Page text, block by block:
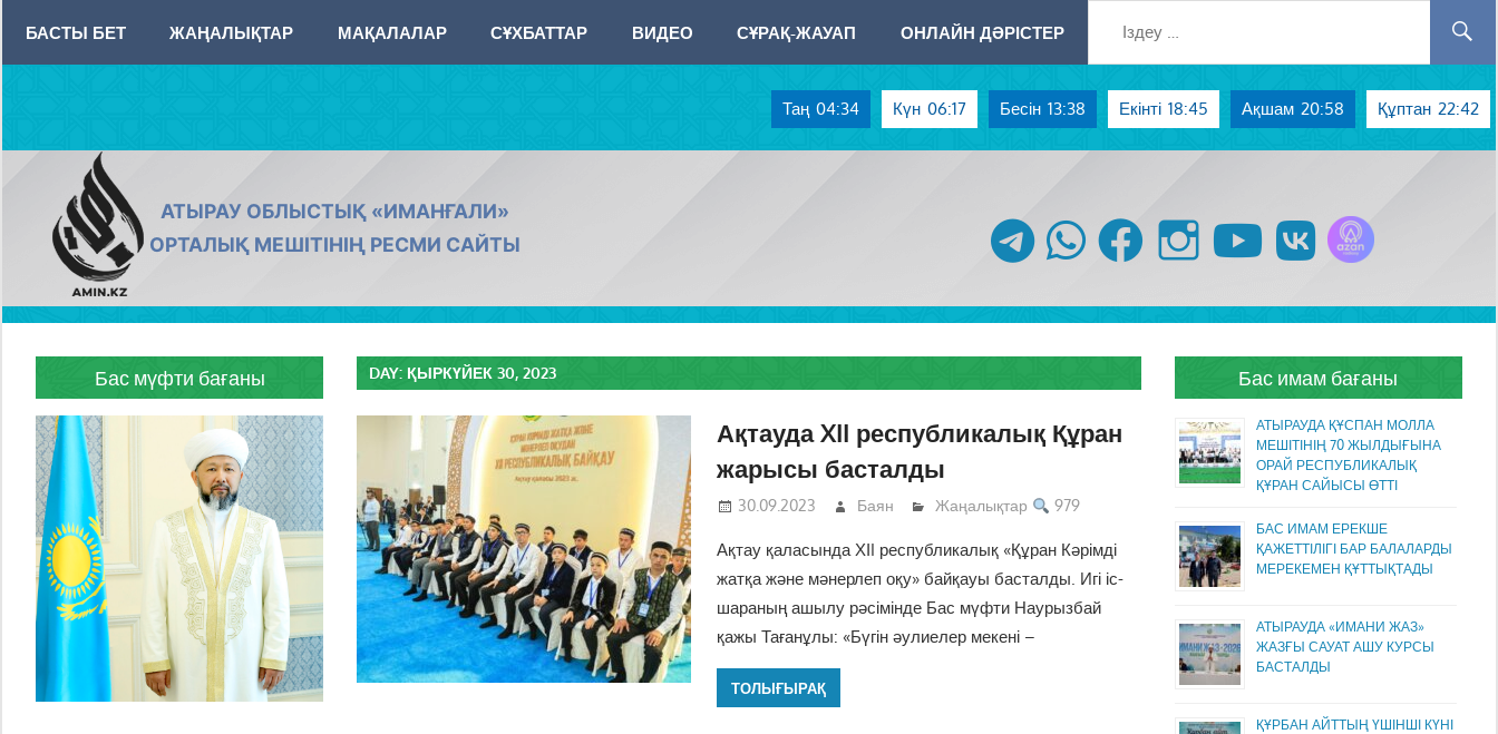
content
БАСТЫ БЕТ ЖАҢАЛЫҚТАР МАҚАЛАЛАР СҰХБАТТАР ВИДЕО СҰРАҚ-ЖАУАП ОНЛАЙН ДӘРІСТЕР
Таң 04:34 Күн 06:17 Бесін 13:38 Екінті 18:45 Ақшам 20:58 Құптан 22:42
AMIN.KZ
АТЫРАУ ОБЛЫСТЫҚ «ИМАНҒАЛИ»
ОРТАЛЫҚ МЕШІТІНІҢ РЕСМИ САЙТЫ
telegram whatsapp facebook instagram youtubevk
DAY: ҚЫРКҮЙЕК 30, 2023
Ақтауда XII республикалық Құран
жарысы басталды
30.09.2023 Баян Жаңалықтар 979
Ақтау қаласында ХІI республикалық «Құран Кәрімді
жатқа және мәнерлеп оқу» байқауы басталды. Игі іс-
шараның ашылу рәсімінде Бас мүфти Наурызбай
қажы Тағанұлы: «Бүгін әулиелер мекені –
ТОЛЫҒЫРАҚ
Бас мүфти бағаны Бас имам бағаны
АТЫРАУДА ҚҰСПАН МОЛЛА
МЕШІТІНІҢ 70 ЖЫЛДЫҒЫНА
ОРАЙ РЕСПУБЛИКАЛЫҚ
ҚҰРАН САЙЫСЫ ӨТТІ
БАС ИМАМ ЕРЕКШЕ
ҚАЖЕТТІЛІГІ БАР БАЛАЛАРДЫ
МЕРЕКЕМЕН ҚҰТТЫҚТАДЫ
АТЫРАУДА «ИМАНИ ЖАЗ»
ЖАЗҒЫ САУАТ АШУ КУРСЫ
БАСТАЛДЫ
ҚҰРБАН АЙТТЫҢ ҮШІНШІ КҮНІ